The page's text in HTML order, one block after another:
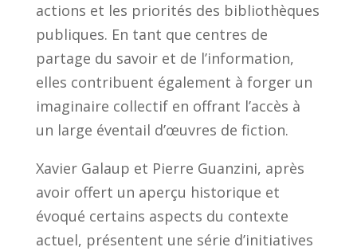
actions et les priorités des bibliothèques
publiques. En tant que centres de
partage du savoir et de l’information,
elles contribuent également à forger un
imaginaire collectif en offrant l’accès à
un large éventail d’œuvres de fiction.
Xavier Galaup et Pierre Guanzini, après
avoir offert un aperçu historique et
évoqué certains aspects du contexte
actuel, présentent une série d’initiatives